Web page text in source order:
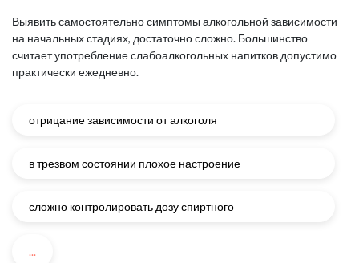
Выявить самостоятельно симптомы алкогольной зависимости
на начальных стадиях, достаточно сложно. Большинство
считает употребление слабоалкогольных напитков допустимо
практически ежедневно.
отрицание зависимости от алкоголя
в трезвом состоянии плохое настроение
сложно контролировать дозу спиртного
...